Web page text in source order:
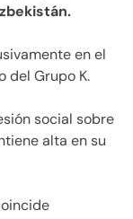
en el
del Grupo K.
social sobre
alta en su